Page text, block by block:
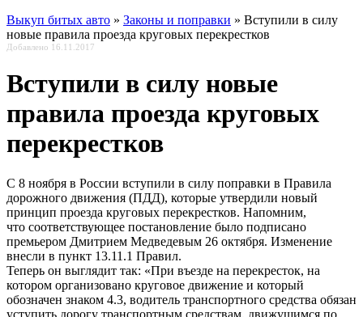
Выкуп битых авто » Законы и поправки » Вступили в силу
новые правила проезда круговых перекрестков
Добавлено 16.11.2017
Вступили в силу новые
правила проезда круговых
перекрестков
С 8 ноября в России вступили в силу поправки в Правила
дорожного движения (ПДД), которые утвердили новый
принцип проезда круговых перекрестков. Напомним,
что соответствующее постановление было подписано
премьером Дмитрием Медведевым 26 октября. Изменение
внесли в пункт 13.11.1 Правил.
Теперь он выглядит так: «При въезде на перекресток, на
котором организовано круговое движение и который
обозначен знаком 4.3, водитель транспортного средства обязан
уступить дорогу транспортным средствам, движущимся по